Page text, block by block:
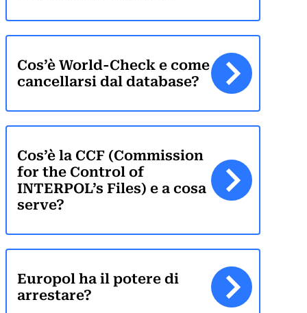
Cos’è World-Check e come
cancellarsi dal database?
Cos’è la CCF (Commission
for the Control of
INTERPOL’s Files) e a cosa
serve?
Europol ha il potere di
arrestare?